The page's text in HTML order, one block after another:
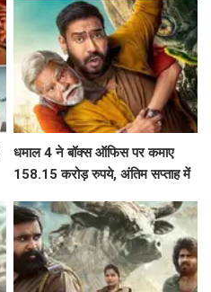
धमाल 4 ने बॉक्स ऑफिस पर कमाए
158.15 करोड़ रुपये, अंतिम सप्ताह में